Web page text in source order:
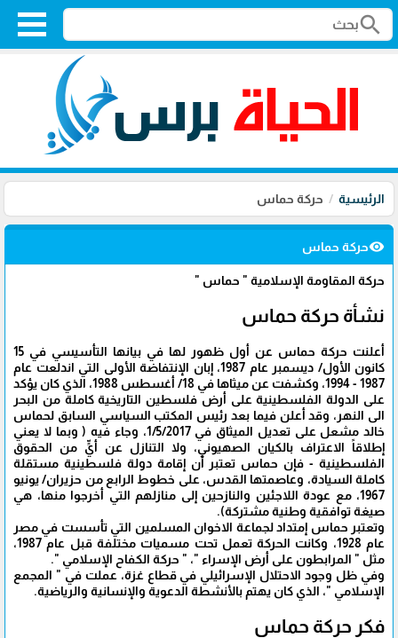
search
الرئيسية حركة حماس
visibilityحركة حماس
حركة المقاومة الإسلامية " حماس "
نشأة حركة حماس
أعلنت حركة حماس عن أول ظهور لها في بيانها التأسيسي في 15
كانون الأول/ ديسمبر عام 1987، إبان الإنتفاضة الأولى التي اندلعت عام
1987 - 1994، وكشفت عن ميثاها في 18/ أغسطس 1988، الذي كان يؤكد
على الدولة الفلسطينية على أرض فلسطين التاريخية كاملة من البحر
الى النهر، وقد أعلن فيما بعد رئيس المكتب السياسي السابق لحماس
خالد مشعل على تعديل الميثاق في 1/5/2017، وجاء فيه ( وبما لا يعني
إطلاقاً الاعتراف بالكيان الصهيوني، ولا التنازل عن أيٍّ من الحقوق
الفلسطينية - فإن حماس تعتبر أن إقامة دولة فلسطينية مستقلة
كاملة السيادة، وعاصمتها القدس، على خطوط الرابع من حزيران/ يونيو
1967، مع عودة اللاجئين والنازحين إلى منازلهم التي أخرجوا منها، هي
صيغة توافقية وطنية مشتركة).
وتعتبر حماس إمتداد لجماعة الاخوان المسلمين التي تأسست في مصر
عام 1928، وكانت الحركة تعمل تحت مسميات مختلفة قبل عام 1987،
مثل " المرابطون على أرض الإسراء "، " حركة الكفاح الإسلامي ".
وفي ظل وجود الاحتلال الإسرائيلي في قطاع غزة، عملت في " المجمع
الإسلامي "، الذي كان يهتم بالأنشطة الدعوية والإنسانية والرياضية.
فكر حركة حماس